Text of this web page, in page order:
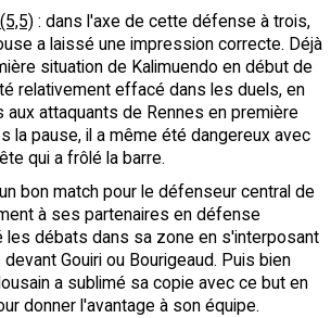
: dans l'axe de cette défense à trois,
a laissé une impression correcte. Déjà
situation de Kalimuendo en début de
relativement effacé dans les duels, en
aux attaquants de Rennes en première
la pause, il a même été dangereux avec
qui a frôlé la barre.
bon match pour le défenseur central de
à ses partenaires en défense
les débats dans sa zone en s'interposant
Gouiri ou Bourigeaud. Puis bien
a sublimé sa copie avec ce but en
donner l'avantage à son équipe.